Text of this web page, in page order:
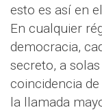
esto es así en
En cualquier
democracia,
secreto, a
coincidencia
la llamada